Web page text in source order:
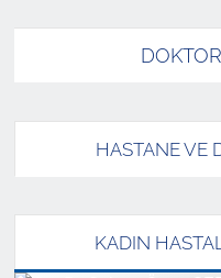
HASTANE VE
KADIN